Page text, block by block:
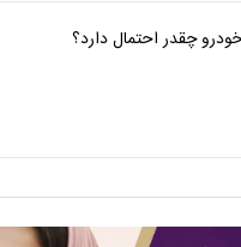
چقدر احتمال دارد؟